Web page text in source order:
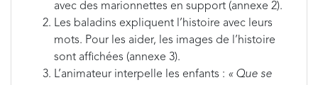
avec des marionnettes en support (annexe 2).
Les baladins expliquent l’histoire avec leurs
mots. Pour les aider, les images de l’histoire
sont affichées (annexe 3).
L’animateur interpelle les enfants : « Que se